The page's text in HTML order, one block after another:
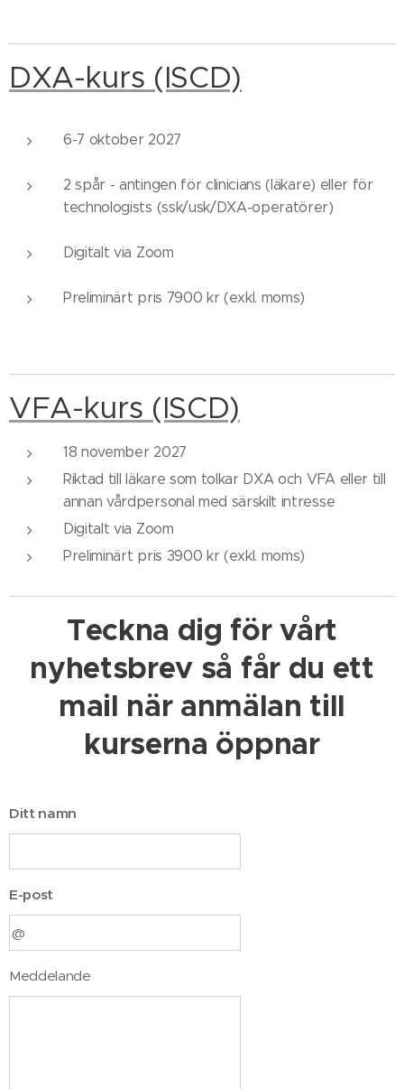
DXA-kurs (ISCD)
6-7 oktober 2027
2 spår - antingen för clinicians (läkare) eller för
technologists (ssk/usk/DXA-operatörer)
Digitalt via Zoom
Preliminärt pris 7900 kr (exkl. moms)
VFA-kurs (ISCD)
18 november 2027
Riktad till läkare som tolkar DXA och VFA eller till
annan vårdpersonal med särskilt intresse
Digitalt via Zoom
Preliminärt pris 3900 kr (exkl. moms)
Teckna dig för vårt
nyhetsbrev så får du ett
mail när anmälan till
kurserna öppnar
Ditt namn
E-post
Meddelande